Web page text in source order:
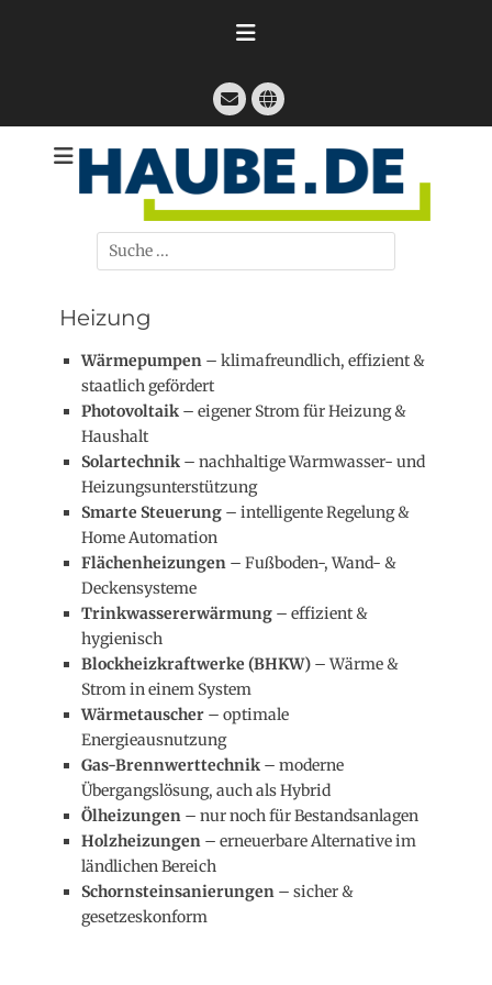
E-
Mail
Website
Haube GmbH
Technische Dienstleistungen
Suche
nach:
Heizung
Wärmepumpen – klimafreundlich, effizient &
staatlich gefördert
Photovoltaik – eigener Strom für Heizung &
Haushalt
Solartechnik – nachhaltige Warmwasser- und
Heizungsunterstützung
Smarte Steuerung – intelligente Regelung &
Home Automation
Flächenheizungen – Fußboden-, Wand- &
Deckensysteme
Trinkwassererwärmung – effizient &
hygienisch
Blockheizkraftwerke (BHKW) – Wärme &
Strom in einem System
Wärmetauscher – optimale
Energieausnutzung
Gas-Brennwerttechnik – moderne
Übergangslösung, auch als Hybrid
Ölheizungen – nur noch für Bestandsanlagen
Holzheizungen – erneuerbare Alternative im
ländlichen Bereich
Schornsteinsanierungen – sicher &
gesetzeskonform